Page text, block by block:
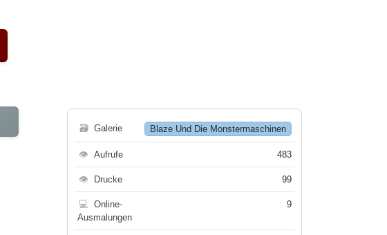
🗃 Galerie Blaze Und Die Monstermaschinen
👁 Aufrufe 483
👁 Drucke 99
💻
Online-
Ausmalungen
9